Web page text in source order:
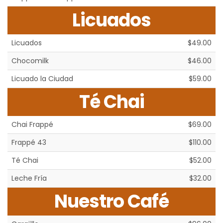
Licuados
Licuados
$49.00
Chocomilk
$46.00
Licuado la Ciudad
$59.00
Té Chai
Chai Frappé
$69.00
Frappé 43
$110.00
Té Chai
$52.00
Leche Fría
$32.00
Nuestro Café